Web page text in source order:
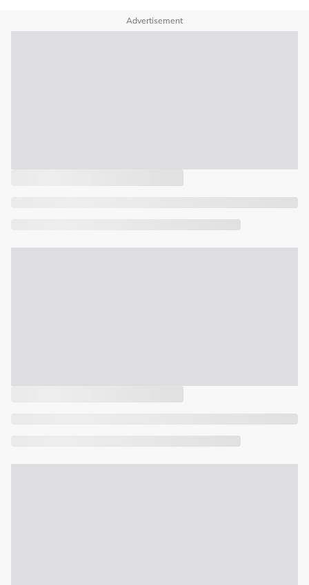
Advertisement